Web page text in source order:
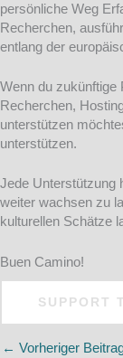
persönliche Weg
Recherchen,
entlang der
Wenn du zukünftige
Recherchen,
unterstützen
unterstützen.
Jede Unterstützung
weiter wachsen zu
kulturellen Schätze
Buen Camino!
SUPPORT
← Vorheriger